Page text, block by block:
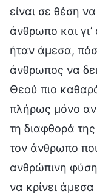
είναι σε θέση
άνθρωπο και
ήταν άμεσα,
άνθρωπος να
Θεού πιο
πλήρως μόνο αν
τη διαφθορά
τον άνθρωπο
ανθρώπινη
να κρίνει